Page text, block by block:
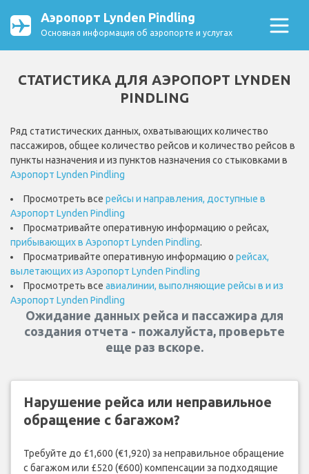
Аэропорт Lynden Pindling
Основная информация об аэропорте и услугах
СТАТИСТИКА ДЛЯ АЭРОПОРТ LYNDEN
PINDLING
Ряд статистических данных, охватывающих количество
пассажиров, общее количество рейсов и количество рейсов в
пункты назначения и из пунктов назначения со стыковками в
Аэропорт Lynden Pindling
Просмотреть все рейсы и направления, доступные в
Аэропорт Lynden Pindling
Просматривайте оперативную информацию о рейсах,
прибывающих в Аэропорт Lynden Pindling.
Просматривайте оперативную информацию о рейсах,
вылетающих из Аэропорт Lynden Pindling
Просмотреть все авиалинии, выполняющие рейсы в и из
Аэропорт Lynden Pindling
Ожидание данных рейса и пассажира для
создания отчета - пожалуйста, проверьте
еще раз вскоре.
Нарушение рейса или неправильное
обращение с багажом?
Требуйте до £1,600 (€1,920) за неправильное обращение
с багажом или £520 (€600) компенсации за подходящие